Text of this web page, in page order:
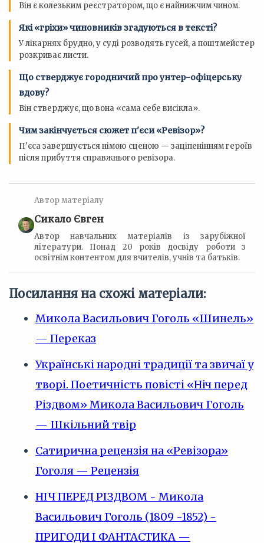
Він є колезьким реєстратором, що є найнижчим чином.
Які «гріхи» чиновників згадуються в тексті?
У лікарнях брудно, у суді розводять гусей, а поштмейстер
розкриває листи.
Що стверджує городничий про унтер-офіцерську
вдову?
Він стверджує, що вона «сама себе висікла».
Чим закінчується сюжет п'єси «Ревізор»?
П'єса завершується німою сценою — заціпенінням героїв
після прибуття справжнього ревізора.
Автор матеріалу
Сикало Євген
Автор навчальних матеріалів із зарубіжної
літератури. Понад 20 років досвіду роботи з
освітнім контентом для вчителів, учнів та батьків.
Посилання на схожі матеріали:
Микола Васильович Гоголь «Шинель»
— Переказ
Українські народні традиції та звичаї у
творі. Поетичність повісті «Ніч перед
Різдвом» Микола Васильович Гоголь
— Шкільний твір
Сатирична рецензія на «Ревізора»
Гоголя — Рецензія
НІЧ ПЕРЕД РІЗДВОМ - Микола
Васильович Гоголь (1809 -1852) -
ПРИГОДИ І ФАНТАСТИКА —